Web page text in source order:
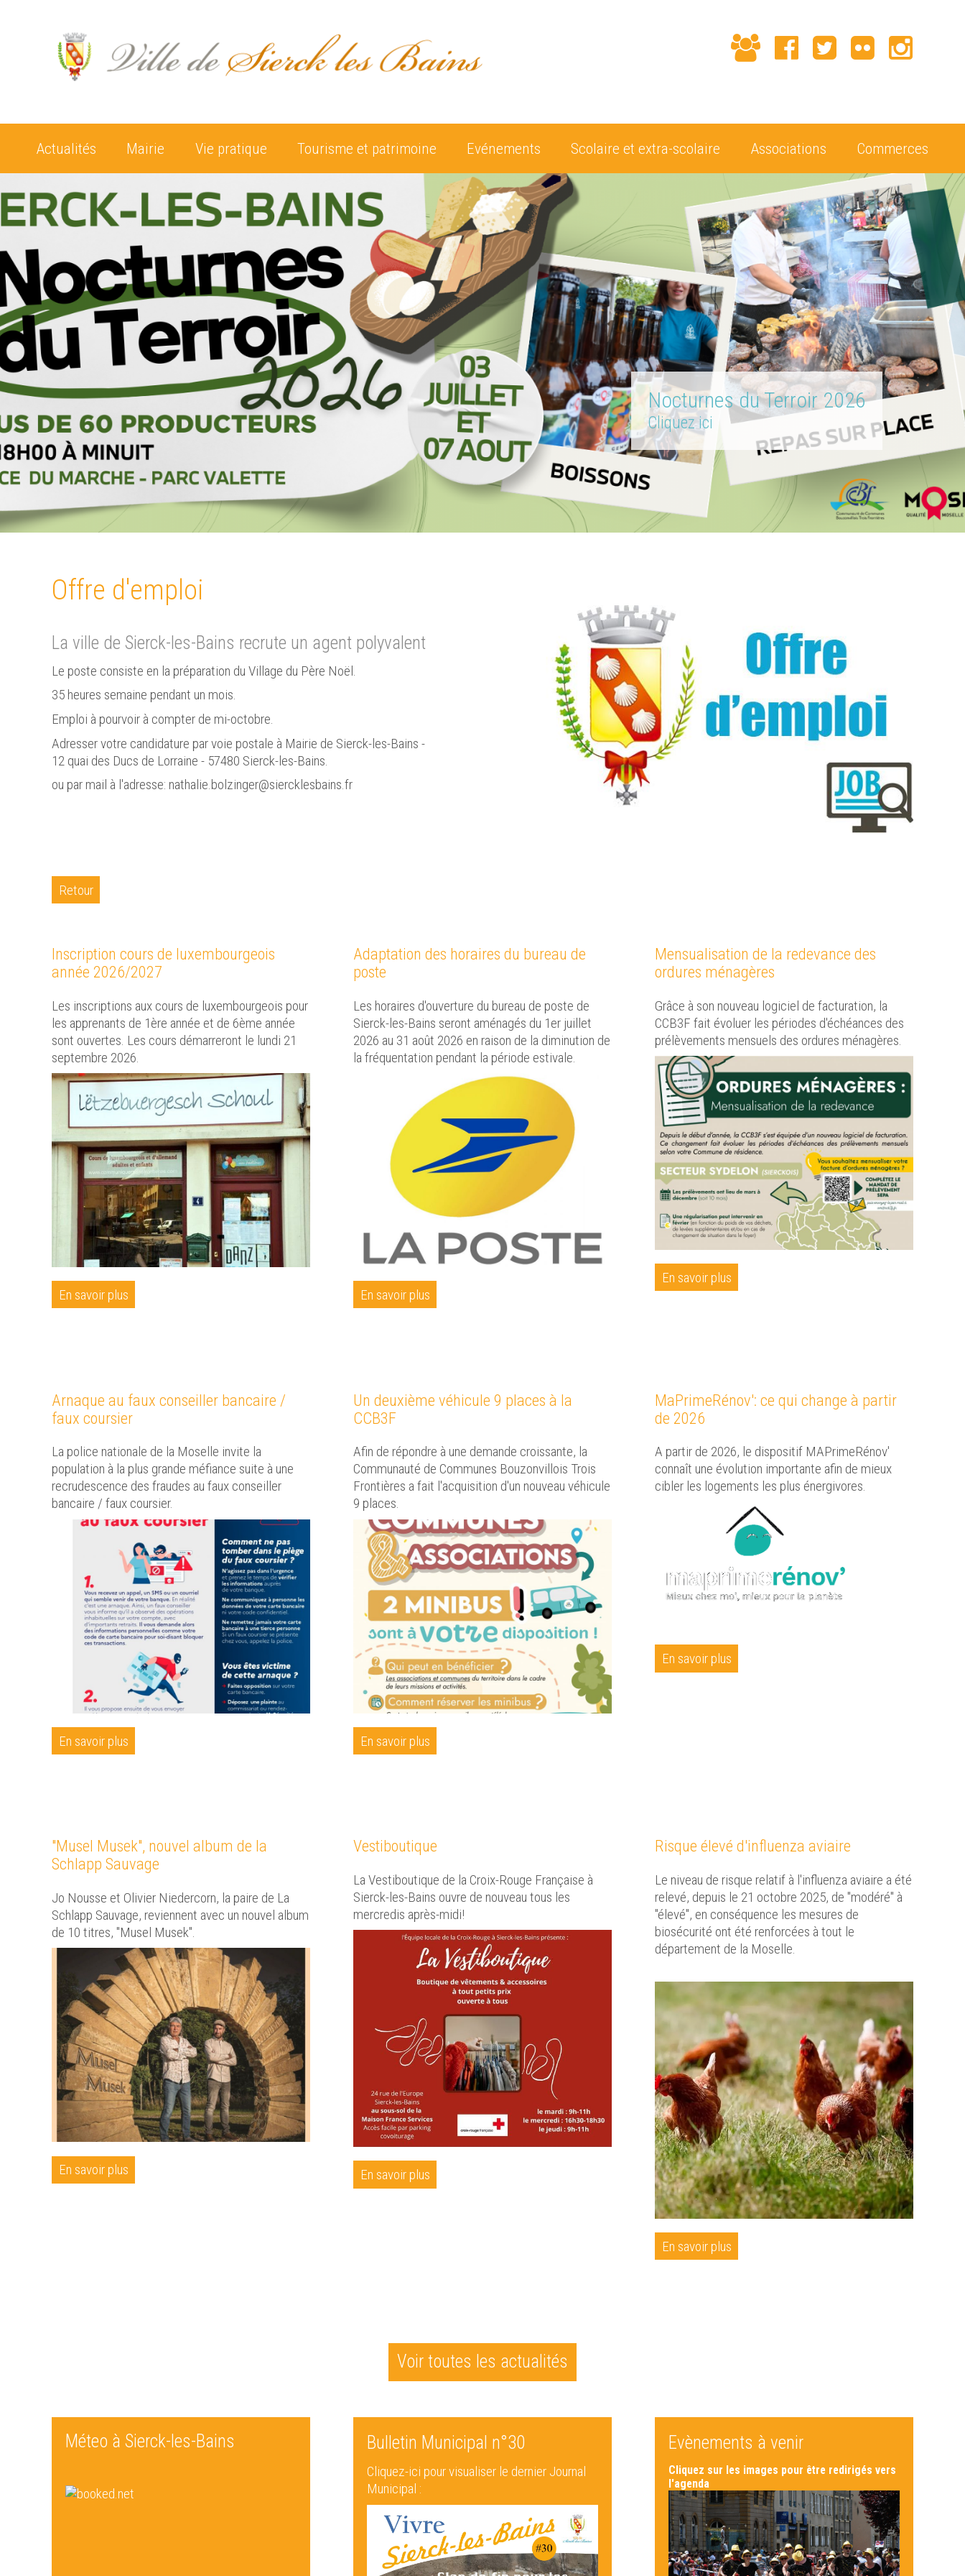
Actualités Mairie Vie pratique Tourisme et patrimoine Evénements Scolaire et extra-scolaire Associations Commerces
Nocturnes du Terroir 2026
Cliquez ici
Sierck-les-Bains est sur Panneau Pocket !
Cliquez ici pour plus d'informations
Renaissance du
Château des Ducs de Lorraine
Cliquez ici
Offre d'emploi
La ville de Sierck-les-Bains recrute un agent polyvalent
Le poste consiste en la préparation du Village du Père Noël.
35 heures semaine pendant un mois.
Emploi à pourvoir à compter de mi-octobre.
Adresser votre candidature par voie postale à Mairie de Sierck-les-Bains -
12 quai des Ducs de Lorraine - 57480 Sierck-les-Bains.
ou par mail à l'adresse: nathalie.bolzinger@siercklesbains.fr
Retour
Inscription cours de luxembourgeois
année 2026/2027
Les inscriptions aux cours de luxembourgeois pour
les apprenants de 1ère année et de 6ème année
sont ouvertes. Les cours démarreront le lundi 21
septembre 2026.
En savoir plus
Adaptation des horaires du bureau de
poste
Les horaires d'ouverture du bureau de poste de
Sierck-les-Bains seront aménagés du 1er juillet
2026 au 31 août 2026 en raison de la diminution de
la fréquentation pendant la période estivale.
En savoir plus
Mensualisation de la redevance des
ordures ménagères
Grâce à son nouveau logiciel de facturation, la
CCB3F fait évoluer les périodes d'échéances des
prélèvements mensuels des ordures ménagères.
En savoir plus
Arnaque au faux conseiller bancaire /
faux coursier
La police nationale de la Moselle invite la
population à la plus grande méfiance suite à une
recrudescence des fraudes au faux conseiller
bancaire / faux coursier.
En savoir plus
Un deuxième véhicule 9 places à la
CCB3F
Afin de répondre à une demande croissante, la
Communauté de Communes Bouzonvillois Trois
Frontières a fait l'acquisition d'un nouveau véhicule
9 places.
En savoir plus
MaPrimeRénov': ce qui change à partir
de 2026
A partir de 2026, le dispositif MAPrimeRénov'
connaît une évolution importante afin de mieux
cibler les logements les plus énergivores.
En savoir plus
"Musel Musek", nouvel album de la
Schlapp Sauvage
Jo Nousse et Olivier Niedercorn, la paire de La
Schlapp Sauvage, reviennent avec un nouvel album
de 10 titres, "Musel Musek".
En savoir plus
Vestiboutique
La Vestiboutique de la Croix-Rouge Française à
Sierck-les-Bains ouvre de nouveau tous les
mercredis après-midi!
En savoir plus
Risque élevé d'influenza aviaire
Le niveau de risque relatif à l'influenza aviaire a été
relevé, depuis le 21 octobre 2025, de "modéré" à
"élevé", en conséquence les mesures de
biosécurité ont été renforcées à tout le
département de la Moselle.
En savoir plus
Voir toutes les actualités
Méteo à Sierck-les-Bains Bulletin Municipal n°30
Cliquez-ici pour visualiser le dernier Journal
Municipal :
Evènements à venir
Cliquez sur les images pour être redirigés vers
l'agenda